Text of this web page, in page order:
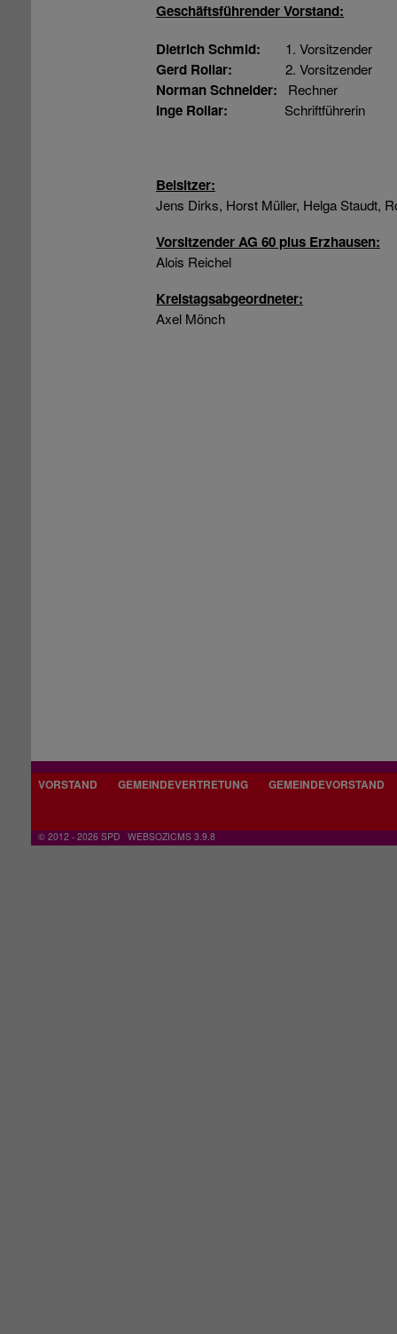
Geschäftsführender Vorstand:
Dietrich Schmid: 1. Vorsitzender
Gerd Rollar: 2. Vorsitzender
Norman Schneider: Rechner
Inge Rollar: Schriftführerin
Beisitzer:
Jens Dirks, Horst Müller, Helga Staudt,
Vorsitzender AG 60 plus Erzhausen:
Alois Reichel
Kreistagsabgeordneter:
Axel Mönch
VORSTAND GEMEINDEVERTRETUNG GEMEINDEVORSTAND
© 2012 - 2026 SPD WEBSOZICMS 3.9.8